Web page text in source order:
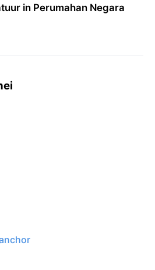
in Perumahan Negara